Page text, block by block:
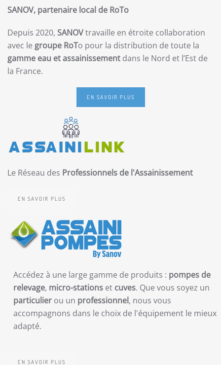
SANOV, partenaire local de RoTo
Depuis 2020, SANOVtravaille en étroite collaboration
avec le groupe RoTo pour la distribution de toute la
gamme eau et assainissement dans le Nord et l’Est de
la France.
EN SAVOIR PLUS
Le Réseau des Professionnels de l'Assainissement
EN SAVOIR PLUS
Accédez à une large gamme de produits : pompes de
relevage, micro-stations et cuves. Que vous soyez un
particulier ou un professionnel, nous vous
accompagnons dans le choix de l'équipement le mieux
adapté.
EN SAVOIR PLUS